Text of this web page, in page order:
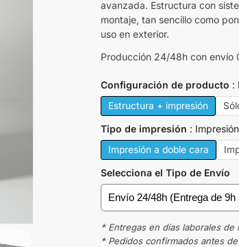
avanzada. Estructura con
montaje, tan sencillo como
uso en exterior.
Producción 24/48h con envío
Configuración de producto
Estructura + impresión
Tipo de impresión
Impresión a doble cara
Selecciona el Tipo de Envío
* Entregas en días laborales de
* Pedidos confirmados antes